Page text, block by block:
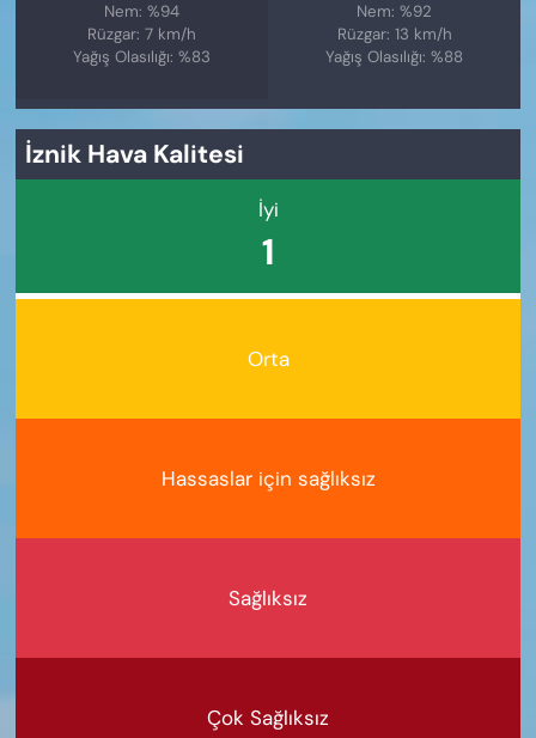
Nem: %94
Rüzgar: 7 km/h
Yağış Olasılığı: %83
Nem: %92
Rüzgar: 13 km/h
Yağış Olasılığı: %88
İznik Hava Kalitesi
İyi
1
Orta
Hassaslar için sağlıksız
Sağlıksız
Çok Sağlıksız